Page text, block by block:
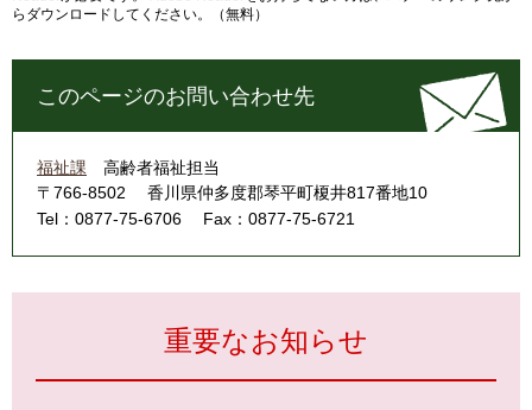
らダウンロードしてください。（無料）
このページのお問い合わせ先
福祉課
高齢者福祉担当
〒766-8502
香川県仲多度郡琴平町榎井817番地10
Tel：0877-75-6706
Fax：0877-75-6721
重要なお知らせ